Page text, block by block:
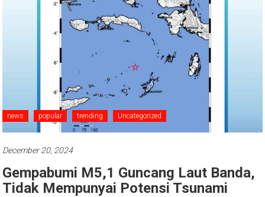
news popular trending Uncategorized
December 20, 2024
Gempabumi M5,1 Guncang Laut Banda,
Tidak Mempunyai Potensi Tsunami